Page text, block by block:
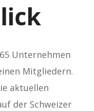
Unternehmen
Mitgliedern.
aktuellen
der Schweizer